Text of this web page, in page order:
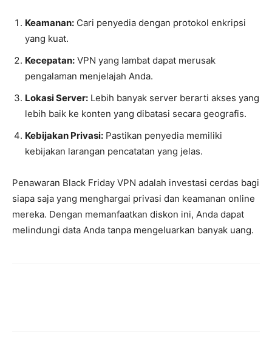
Keamanan: Cari penyedia dengan protokol enkripsi
yang kuat.
Kecepatan: VPN yang lambat dapat merusak
pengalaman menjelajah Anda.
Lokasi Server: Lebih banyak server berarti akses yang
lebih baik ke konten yang dibatasi secara geografis.
Kebijakan Privasi: Pastikan penyedia memiliki
kebijakan larangan pencatatan yang jelas.
Penawaran Black Friday VPN adalah investasi cerdas bagi
siapa saja yang menghargai privasi dan keamanan online
mereka. Dengan memanfaatkan diskon ini, Anda dapat
melindungi data Anda tanpa mengeluarkan banyak uang.